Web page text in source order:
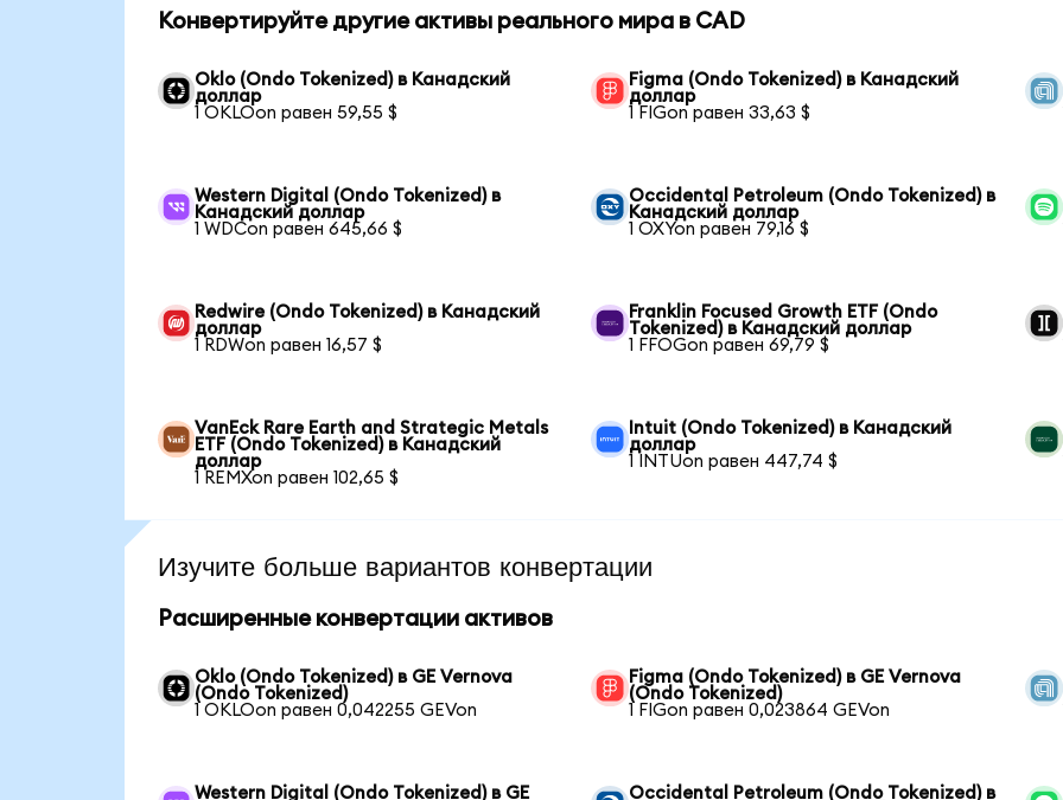
Конвертируйте другие активы реального мира в CAD
Oklo (Ondo Tokenized) в Канадский
доллар
1 OKLOon равен 59,55 $
Figma (Ondo Tokenized) в Канадский
доллар
1 FIGon равен 33,63 $
Western Digital (Ondo Tokenized) в
Канадский доллар
1 WDCon равен 645,66 $
Occidental Petroleum (Ondo Tokenized) в
Канадский доллар
1 OXYon равен 79,16 $
Redwire (Ondo Tokenized) в Канадский
доллар
1 RDWon равен 16,57 $
Franklin Focused Growth ETF (Ondo
Tokenized) в Канадский доллар
1 FFOGon равен 69,79 $
VanEck Rare Earth and Strategic Metals
ETF (Ondo Tokenized) в Канадский
доллар
1 REMXon равен 102,65 $
Intuit (Ondo Tokenized) в Канадский
доллар
1 INTUon равен 447,74 $
Изучите больше вариантов конвертации
Расширенные конвертации активов
Oklo (Ondo Tokenized) в GE Vernova
(Ondo Tokenized)
1 OKLOon равен 0,042255 GEVon
Figma (Ondo Tokenized) в GE Vernova
(Ondo Tokenized)
1 FIGon равен 0,023864 GEVon
Western Digital (Ondo Tokenized) в GE
Occidental Petroleum (Ondo Tokenized) в